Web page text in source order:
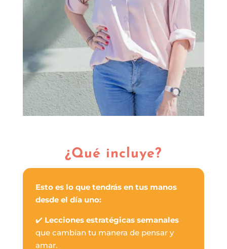
¿Qué incluye?
Esto es lo que tendrás en tus manos
desde el día uno:
✔️ Lecciones estratégicas semanales
que cambian tu manera de pensar y
amar.